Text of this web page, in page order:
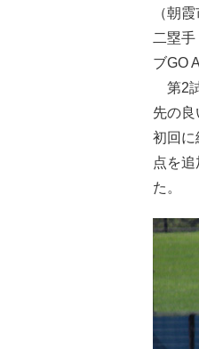
（朝
二塁
ブGO
第2
先の
初回に
点を
た。